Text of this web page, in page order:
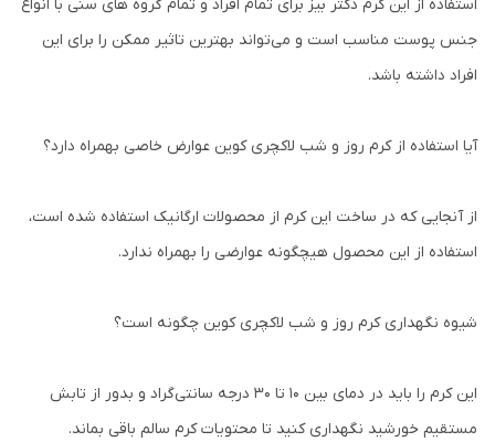
استفاده از این کرم دکتر بیز برای تمام افراد و تمام گروه های سنی با انواع
جنس پوست مناسب است و می‌تواند بهترین تاثیر ممکن را برای این
افراد داشته باشد.
آیا استفاده از کرم روز و شب لاکچری کوین عوارض خاصی بهمراه دارد؟
از آنجایی که در ساخت این کرم از محصولات ارگانیک استفاده شده است،
استفاده از این محصول هیچگونه عوارضی را بهمراه ندارد.
شیوه نگهداری کرم روز و شب لاکچری کوین چگونه است؟
این کرم را باید در دمای بین 10 تا 30 درجه سانتی‌گراد و بدور از تابش
مستقیم خورشید نگهداری کنید تا محتویات کرم سالم باقی بماند.